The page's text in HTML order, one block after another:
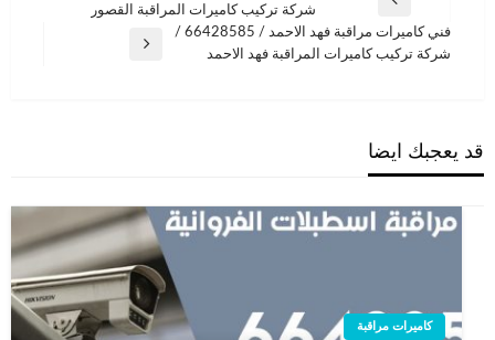
المقالات
المقالة
السابقة
شركة تركيب كاميرات المراقبة القصور
المقالة
فني كاميرات مراقبة فهد الاحمد / 66428585 /
شركة تركيب كاميرات المراقبة فهد الاحمد
قد يعجبك ايضا
كاميرات مراقبة